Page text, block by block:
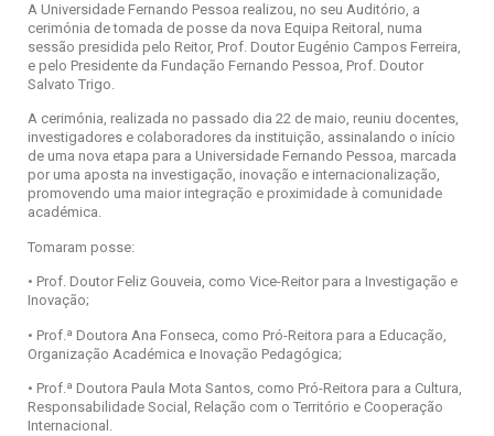
A Universidade Fernando Pessoa realizou, no seu Auditório, a
cerimónia de tomada de posse da nova Equipa Reitoral, numa
sessão presidida pelo Reitor, Prof. Doutor Eugénio Campos Ferreira,
e pelo Presidente da Fundação Fernando Pessoa, Prof. Doutor
Salvato Trigo.
A cerimónia, realizada no passado dia 22 de maio, reuniu docentes,
investigadores e colaboradores da instituição, assinalando o início
de uma nova etapa para a Universidade Fernando Pessoa, marcada
por uma aposta na investigação, inovação e internacionalização,
promovendo uma maior integração e proximidade à comunidade
académica.
Tomaram posse:
• Prof. Doutor Feliz Gouveia, como Vice-Reitor para a Investigação e
Inovação;
• Prof.ª Doutora Ana Fonseca, como Pró-Reitora para a Educação,
Organização Académica e Inovação Pedagógica;
• Prof.ª Doutora Paula Mota Santos, como Pró-Reitora para a Cultura,
Responsabilidade Social, Relação com o Território e Cooperação
Internacional.